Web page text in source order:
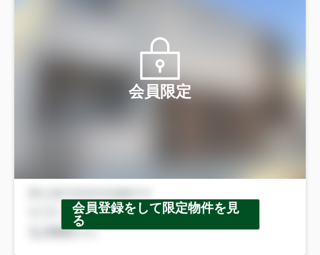
会員限定
会員登録をして限定物件を見
る